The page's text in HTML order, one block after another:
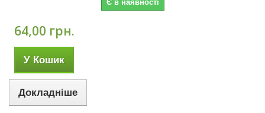
Є в наявності
64,00 грн.
У Кошик
Докладніше